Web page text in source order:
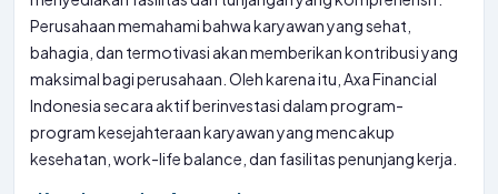
Perusahaan memahami bahwa karyawan yang sehat,
bahagia, dan termotivasi akan memberikan kontribusi yang
maksimal bagi perusahaan. Oleh karena itu, Axa Financial
Indonesia secara aktif berinvestasi dalam program-
program kesejahteraan karyawan yang mencakup
kesehatan, work-life balance, dan fasilitas penunjang kerja.